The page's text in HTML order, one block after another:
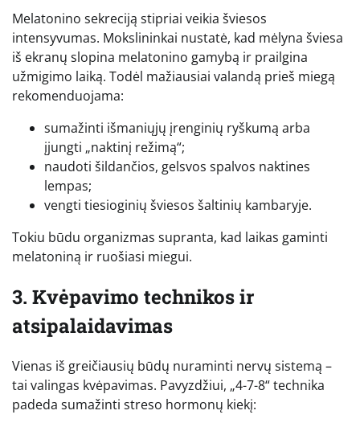
Melatonino sekreciją stipriai veikia šviesos
intensyvumas. Mokslininkai nustatė, kad mėlyna šviesa
iš ekranų slopina melatonino gamybą ir prailgina
užmigimo laiką. Todėl mažiausiai valandą prieš miegą
rekomenduojama:
sumažinti išmaniųjų įrenginių ryškumą arba
įjungti „naktinį režimą“;
naudoti šildančios, gelsvos spalvos naktines
lempas;
vengti tiesioginių šviesos šaltinių kambaryje.
Tokiu būdu organizmas supranta, kad laikas gaminti
melatoniną ir ruošiasi miegui.
3. Kvėpavimo technikos ir
atsipalaidavimas
Vienas iš greičiausių būdų nuraminti nervų sistemą –
tai valingas kvėpavimas. Pavyzdžiui, „4-7-8“ technika
padeda sumažinti streso hormonų kiekį: